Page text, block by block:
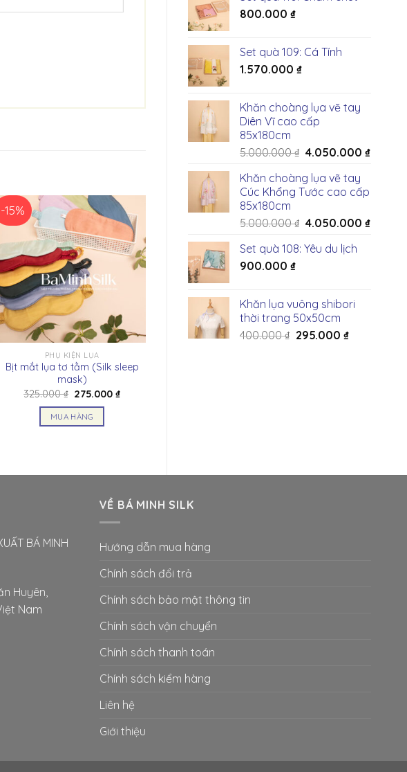
800.000 ₫
Set quà 109: Cá Tính
1.570.000 ₫
Khăn choàng lụa vẽ tay
Diên Vĩ cao cấp
85x180cm
5.000.000₫ Giá
là:
5.000.000 ₫.
4.050.000 ₫Giá
Khăn choàng lụa vẽ tay
Cúc Khổng Tước cao cấp
85x180cm
5.000.000₫ Giá
là:
4.050.000 ₫Giá
Set quà 108: Yêu du lịch
900.000 ₫
Khăn lụa vuông shibori
thời trang 50x50cm
400.000₫ Giá
295.000 ₫Giá
-15%
PHỤ KIỆN LỤA
Bịt mắt lụa tơ tằm (Silk sleep
mask)
325.000₫ Giá
là:
325.000 ₫.
275.000₫Giá
MUA HÀNG
BÁ MINH
Huyên,
Nam
VỀ BÁ MINH SILK
Hướng dẫn mua hàng
Chính sách đổi trả
Chính sách bảo mật thông tin
Chính sách vận chuyển
Chính sách thanh toán
Chính sách kiểm hàng
Liên hệ
Giới thiệu